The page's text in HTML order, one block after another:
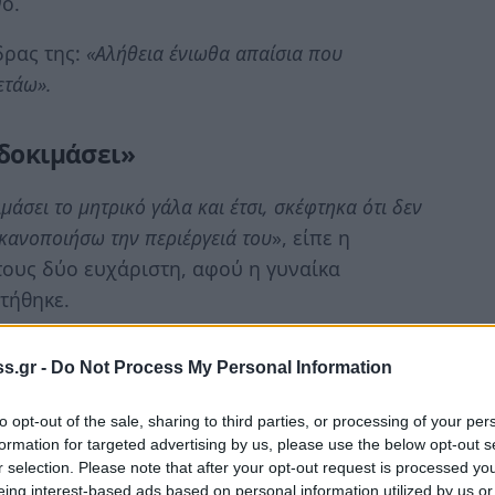
- Do Not Process My Personal Information
opt-out of the sale, sharing to third parties, or processing of your
for targeted advertising by us, please use the below opt-out
selection. Please note that after your opt-out request is processed
interest-based ads based on personal information utilized by us
της: «Αλήθεια ένιωθα απαίσια που
το μητρικό γάλα και έτσι, σκέφτηκα ότι δεν
την περιέργειά του», είπε η
δύο ευχάριστη, αφού η γυναίκα
«
του έδωσα». Η γυναίκα παρατήρησε ότι είχε
αποτέλεσμα να μπορεί να παράγεται
το έδινε στον άνδρα της, και ήταν και οι δύο